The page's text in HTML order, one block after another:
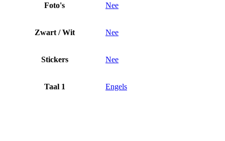
Foto's Nee
Zwart / Wit Nee
Stickers Nee
Taal 1 Engels